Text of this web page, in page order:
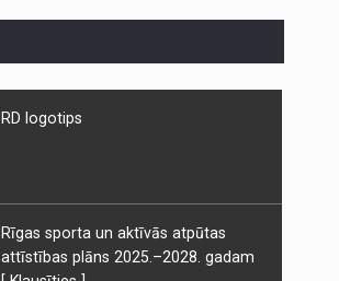
RD logotips
Rīgas sporta un aktīvās atpūtas
attīstības plāns 2025.–2028. gadam